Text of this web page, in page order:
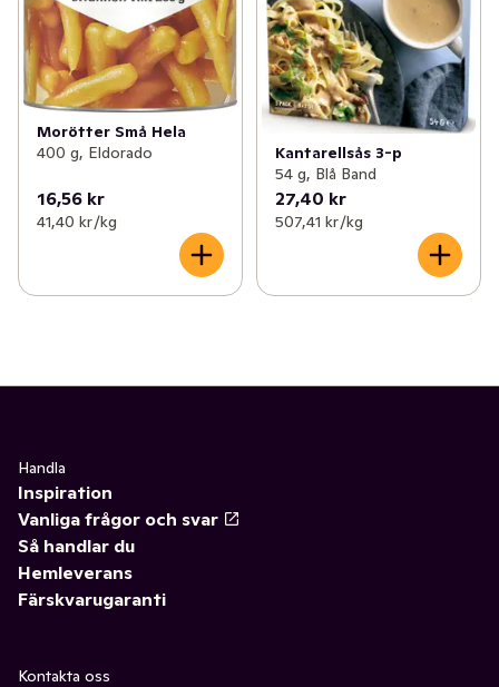
Morötter Små Hela
400 g, Eldorado
16,56 kr
41,40 kr /kg
Kantarellsås 3-p
54 g, Blå Band
27,40 kr
507,41 kr /kg
Handla
Inspiration
Vanliga frågor och svar
Så handlar du
Hemleverans
Färskvarugaranti
Kontakta oss